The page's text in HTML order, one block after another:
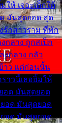
ห้ เจอะเด็กใต้
มันสุดยอด สุด
รักสาวราม ที่พัก
กลาง ถูกสเป็ก
งกลาง กลัว
าว แต่ก่อนนั้น
ราวนี้เธอยิ้มให้
อด มันสุดยอด
อด มันสุดยอด
อด มันสุดยอด